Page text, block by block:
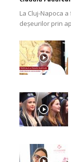
La Cluj-Napoca
deșeurilor prin